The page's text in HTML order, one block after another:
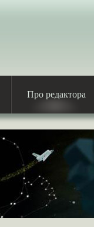
Про редактора